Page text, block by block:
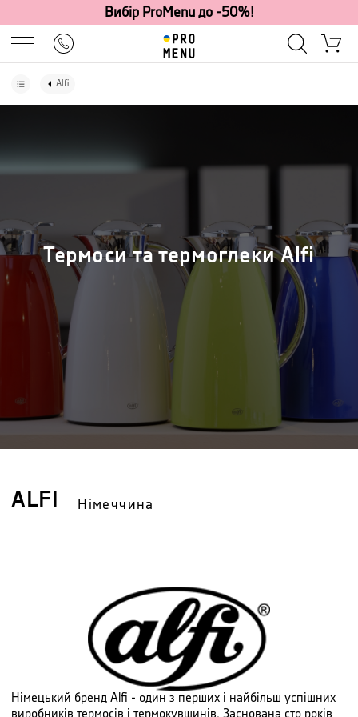
Вибір ProMenu до -50%!
Alfi
Термоси та термоглеки Alfi
ALFI Німеччина
Німецький бренд Alfi - один з перших і найбільш успішних
виробників термосів і термокувшинів. Заснована сто років